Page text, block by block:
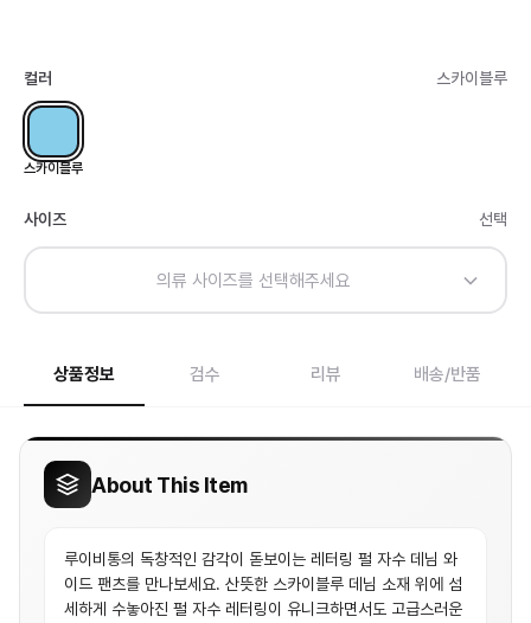
컬러 스카이블루
스카이블루
사이즈 선택
의류 사이즈를 선택해주세요
상품정보 검수 리뷰 배송/반품
About This Item
루이비통의 독창적인 감각이 돋보이는 레터링 펄 자수 데님 와
이드 팬츠를 만나보세요. 산뜻한 스카이블루 데님 소재 위에 섬
세하게 수놓아진 펄 자수 레터링이 유니크하면서도 고급스러운